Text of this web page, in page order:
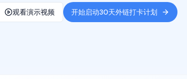
观看演示视频 开始启动30天外链打卡计划